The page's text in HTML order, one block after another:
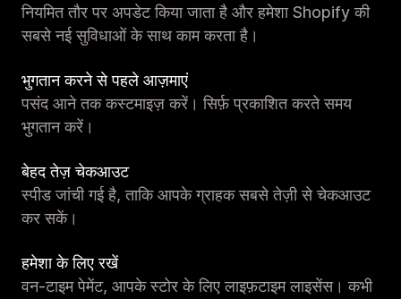
नियमित तौर पर अपडेट किया जाता है और हमेशा Shopify की
सबसे नई सुविधाओं के साथ काम करता है।
भुगतान करने से पहले आज़माएं
पसंद आने तक कस्टमाइज़ करें। सिर्फ़ प्रकाशित करते समय
भुगतान करें।
बेहद तेज़ चेकआउट
स्पीड जांची गई है, ताकि आपके ग्राहक सबसे तेज़ी से चेकआउट
कर सकें।
हमेशा के लिए रखें
वन-टाइम पेमेंट, आपके स्टोर के लिए लाइफ़टाइम लाइसेंस। कभी